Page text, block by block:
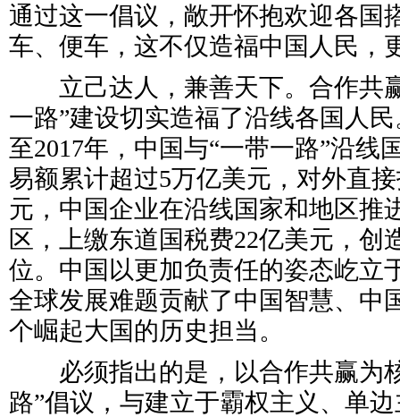
通过这一倡议，敞开怀抱欢迎各国
车、便车，这不仅造福中国人民，
立己达人，兼善天下。合作共
一路”建设切实造福了沿线各国人
至2017年，中国与“一带一路”沿线
易额累计超过5万亿美元，对外直
元，中国企业在沿线国家和地区推
区，上缴东道国税费22亿美元，创
位。中国以更加负责任的姿态屹立
全球发展难题贡献了中国智慧、中
个崛起大国的历史担当。
必须指出的是，以合作共赢为
路”倡议，与建立于霸权主义、单